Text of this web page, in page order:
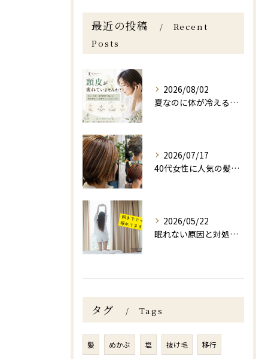
最近の投稿
Recent
Posts
2026/08/02
夏なのに体が冷える？実は髪や頭皮にも影響する「夏の冷え」と自律神経の乱れ｜福岡の美容室 come Nature
2026/07/17
40代女性に人気の髪型「大人ボブ」｜福岡市城南区美容室【ボブ・ヘッドスパ・マッサージ】
2026/05/22
眠れない原因と対処法｜福岡市ヘアサロン【ヘッドスパ・頭皮洗浄・リラクゼーション】
タグ Tags
髪 めかぶ 塩 抜け毛 移行